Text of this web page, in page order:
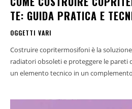
TE: GUIDA PRATICA E
OGGETTI VARI
Costruire copritermosifoni è la
radiatori obsoleti e proteggere le pareti
un elemento tecnico in un